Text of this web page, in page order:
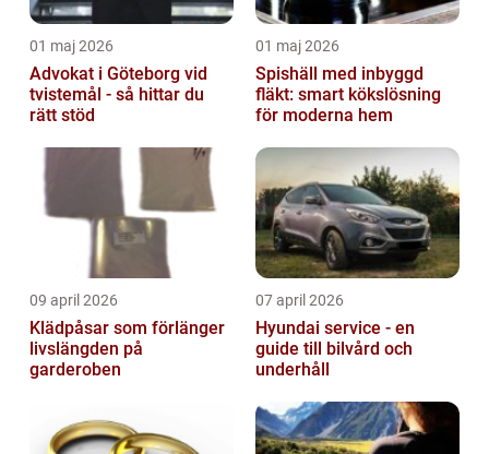
01 maj 2026
Advokat i Göteborg vid
tvistemål - så hittar du
rätt stöd
01 maj 2026
Spishäll med inbyggd
fläkt: smart kökslösning
för moderna hem
09 april 2026
Klädpåsar som förlänger
livslängden på
garderoben
07 april 2026
Hyundai service - en
guide till bilvård och
underhåll